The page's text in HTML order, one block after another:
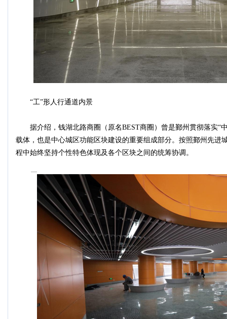
“工”形人行通道内景
据介绍，钱湖北路商圈（原名BEST商圈）曾是鄞州贯彻落实“
载体，也是中心城区功能区块建设的重要组成部分。按照鄞州先进
程中始终坚持个性特色体现及各个区块之间的统筹协调。